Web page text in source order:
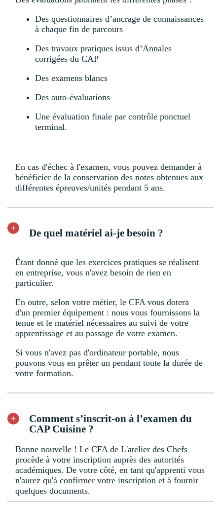
Des questionnaires d’ancrage de connaissances
à chaque fin de parcours
Des travaux pratiques issus d’Annales
corrigées du CAP
Des examens blancs
Des auto-évaluations
Une évaluation finale par contrôle ponctuel
terminal.
En cas d'échec à l'examen, vous pouvez demander à
bénéficier de la conservation des notes obtenues aux
différentes épreuves/unités pendant 5 ans.
De quel matériel ai-je besoin ?
Étant donné que les exercices pratiques se réalisent
en entreprise, vous n'avez besoin de rien en
particulier.
En outre, selon votre métier, le CFA vous dotera
d'un premier équipement : nous vous fournissons la
tenue et le matériel nécessaires au suivi de votre
apprentissage et au passage de votre examen.
Si vous n'avez pas d'ordinateur portable, nous
pouvons vous en prêter un pendant toute la durée de
votre formation.
Comment s’inscrit-on à l’examen du
CAP Cuisine ?
Bonne nouvelle ! Le CFA de L'atelier des Chefs
procède à votre inscription auprès des autorités
académiques. De votre côté, en tant qu'apprenti vous
n'aurez qu'à confirmer votre inscription et à fournir
quelques documents.